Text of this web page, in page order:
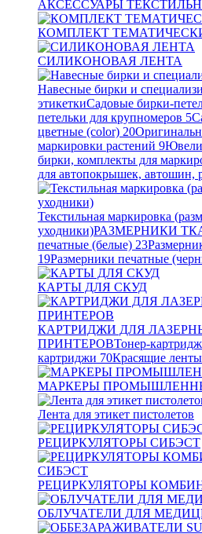
АКСЕССУАРЫ
КОМПЛЕКТ
СИЛИКОНОВАЯ ЛЕНТА
Навесные бирки и
этикеткиСадовые бирки-
петельки для крупномеров 5
цветные (color) 20
маркировки растений 9
бирки, комплекты для
для автопокрышек, автошин,
Текстильная маркировка
уходники)РАЗМЕРНИКИ
печатные (белые) 23
19Размерники печатные
КАРТЫ ДЛЯ СКУД
КАРТРИДЖИ ДЛЯ
ПРИНТЕРОВТонер-
картриджи 70Красящие ленты
МАРКЕРЫ
Лента для этикет пистолетов
РЕЦИРКУЛЯТОРЫ СИБЭСТ
РЕЦИРКУЛЯТОРЫ
ОБЛУЧАТЕЛИ ДЛЯ